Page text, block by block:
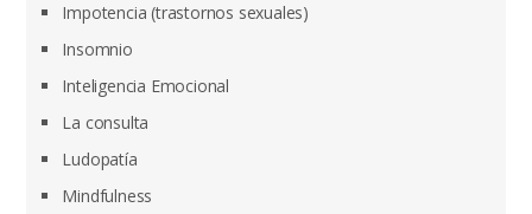
Impotencia (trastornos sexuales)
Insomnio
Inteligencia Emocional
La consulta
Ludopatía
Mindfulness